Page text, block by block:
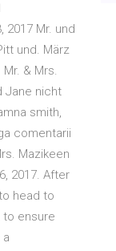
2017 Mr. und
und. März
& Mrs.
Jane nicht
smith,
comentarii
Mazikeen
2017. After
head to
to ensure